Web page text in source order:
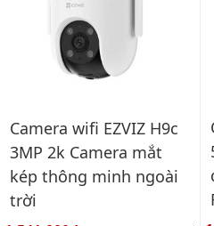
Camera wifi EZVIZ H9c
3MP 2k Camera mắt
kép thông minh ngoài
trời